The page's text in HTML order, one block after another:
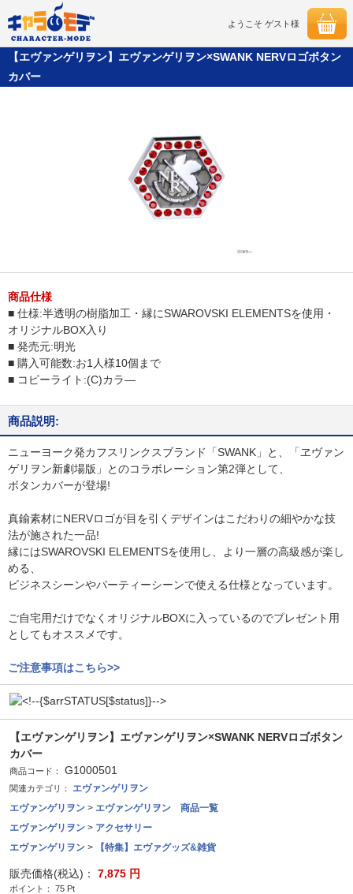
ようこそ ゲスト様
【エヴァンゲリヲン】エヴァンゲリヲン×SWANK NERVロゴボタン
カバー
商品仕様
■ 仕様:半透明の樹脂加工・縁にSWAROVSKI ELEMENTSを使用・
オリジナルBOX入り
■ 発売元:明光
■ 購入可能数:お1人様10個まで
■ コピーライト:(C)カラ―
商品説明:
ニューヨーク発カフスリンクスブランド「SWANK」と、「ヱヴァン
ゲリヲン新劇場版」とのコラボレーション第2弾として、
ボタンカバーが登場!
真鍮素材にNERVロゴが目を引くデザインはこだわりの細やかな技
法が施された一品!
縁にはSWAROVSKI ELEMENTSを使用し、より一層の高級感が楽し
める、
ビジネスシーンやパーティーシーンで使える仕様となっています。
ご自宅用だけでなくオリジナルBOXに入っているのでプレゼント用
としてもオススメです。
ご注意事項はこちら>>
【エヴァンゲリヲン】エヴァンゲリヲン×SWANK NERVロゴボタン
カバー
商品コード： G1000501
関連カテゴリ：
エヴァンゲリヲン
エヴァンゲリヲン > エヴァンゲリヲン 商品一覧
エヴァンゲリヲン > アクセサリー
エヴァンゲリヲン > 【特集】エヴァグッズ&雑貨
販売価格(税込)： 7,875 円
ポイント： 75 Pt